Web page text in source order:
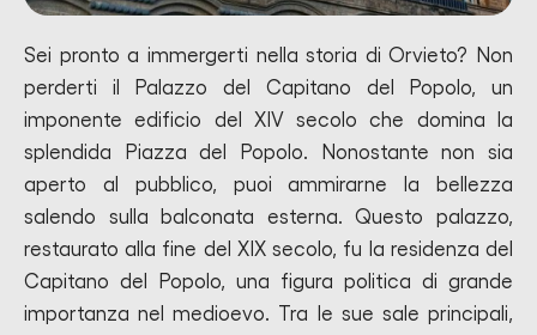
Sei pronto a immergerti nella storia di Orvieto? Non
perderti il Palazzo del Capitano del Popolo, un
imponente edificio del XIV secolo che domina la
splendida Piazza del Popolo. Nonostante non sia
aperto al pubblico, puoi ammirarne la bellezza
salendo sulla balconata esterna. Questo palazzo,
restaurato alla fine del XIX secolo, fu la residenza del
Capitano del Popolo, una figura politica di grande
importanza nel medioevo. Tra le sue sale principali,